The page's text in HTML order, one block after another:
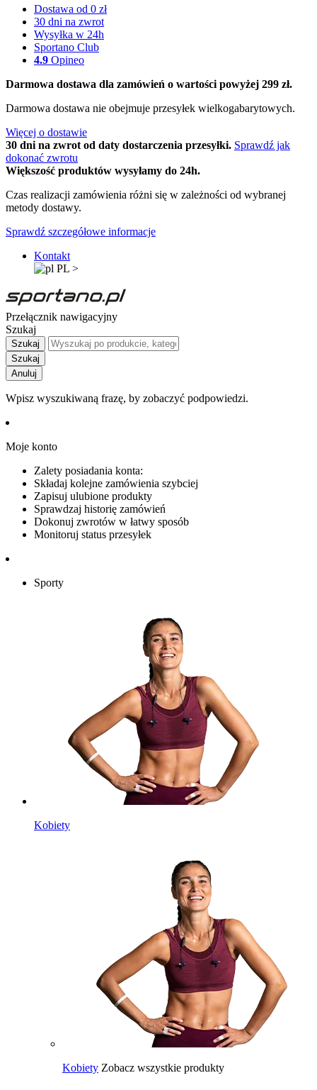
Dostawa od 0 zł
30 dni na zwrot
Wysyłka w 24h
Sportano Club
4.9 Opineo
Darmowa dostawa dla zamówień o wartości powyżej 299 zł.
Darmowa dostawa nie obejmuje przesyłek wielkogabarytowych.
Więcej o dostawie
30 dni na zwrot od daty dostarczenia przesyłki. Sprawdź jak
dokonać zwrotu
Większość produktów wysyłamy do 24h.
Czas realizacji zamówienia różni się w zależności od wybranej
metody dostawy.
Sprawdź szczegółowe informacje
Kontakt
PL >
Przełącznik nawigacyjny
Szukaj
Szukaj
Szukaj
Anuluj
Wpisz wyszukiwaną frazę, by zobaczyć podpowiedzi.
Moje konto
Zalety posiadania konta:
Składaj kolejne zamówienia szybciej
Zapisuj ulubione produkty
Sprawdzaj historię zamówień
Dokonuj zwrotów w łatwy sposób
Monitoruj status przesyłek
Sporty
Kobiety
Kobiety Zobacz wszystkie produkty